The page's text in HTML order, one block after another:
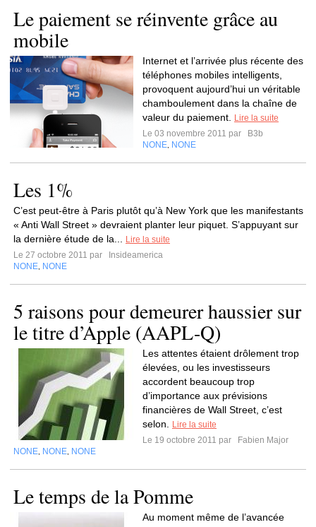
Le paiement se réinvente grâce au
mobile
Internet et l’arrivée plus récente des
téléphones mobiles intelligents,
provoquent aujourd’hui un véritable
chamboulement dans la chaîne de
valeur du paiement.
Lire la suite
Le 03 novembre 2011 par
B3b
NONE NONE
Les 1%
C’est peut-être à Paris plutôt qu’à New York que les manifestants
« Anti Wall Street » devraient planter leur piquet. S’appuyant sur
la dernière étude de la...
Lire la suite
Le 27 octobre 2011 par
Insideamerica
NONE NONE
5 raisons pour demeurer haussier sur
le titre d’Apple (AAPL-Q)
Les attentes étaient drôlement trop
élevées, ou les investisseurs
accordent beaucoup trop
d’importance aux prévisions
financières de Wall Street, c’est
selon.
Lire la suite
Le 19 octobre 2011 par
Fabien Major
NONE NONE NONE
Le temps de la Pomme
Au moment même de l’avancée